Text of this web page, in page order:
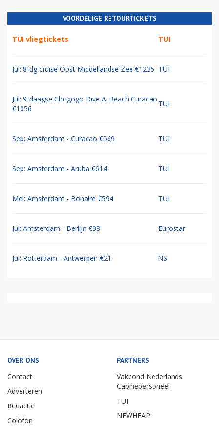
VOORDELIGE RETOURTICKETS
TUI vliegtickets TUI
Jul: 8-dg cruise Oost Middellandse Zee €1235 TUI
Jul: 9-daagse Chogogo Dive & Beach Curacao
€1056
TUI
Sep: Amsterdam - Curacao €569 TUI
Sep: Amsterdam - Aruba €614 TUI
Mei: Amsterdam - Bonaire €594 TUI
Jul: Amsterdam - Berlijn €38 Eurostar
Jul: Rotterdam - Antwerpen €21 NS
OVER ONS
Contact
Adverteren
Redactie
Colofon
PARTNERS
Vakbond Nederlands
Cabinepersoneel
TUI
NEWHEAP